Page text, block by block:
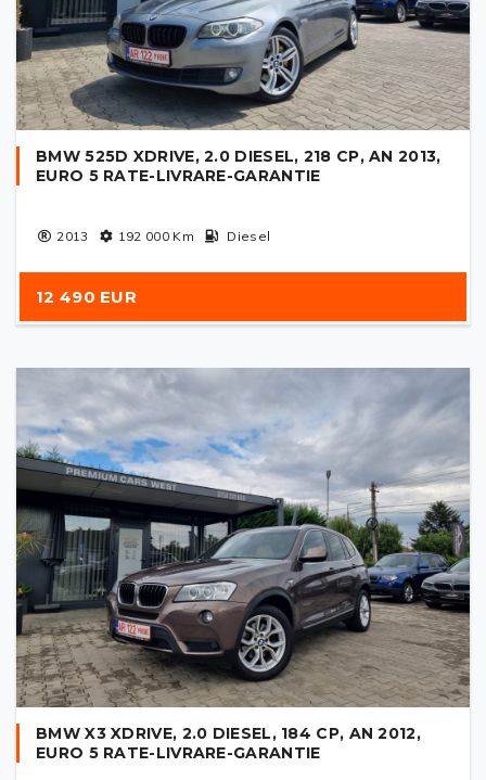
BMW 525D XDRIVE, 2.0 DIESEL, 218 CP, AN 2013,
EURO 5 RATE-LIVRARE-GARANTIE
2013 192 000Km Diesel
12 490 EUR
BMW X3 XDRIVE, 2.0 DIESEL, 184 CP, AN 2012,
EURO 5 RATE-LIVRARE-GARANTIE